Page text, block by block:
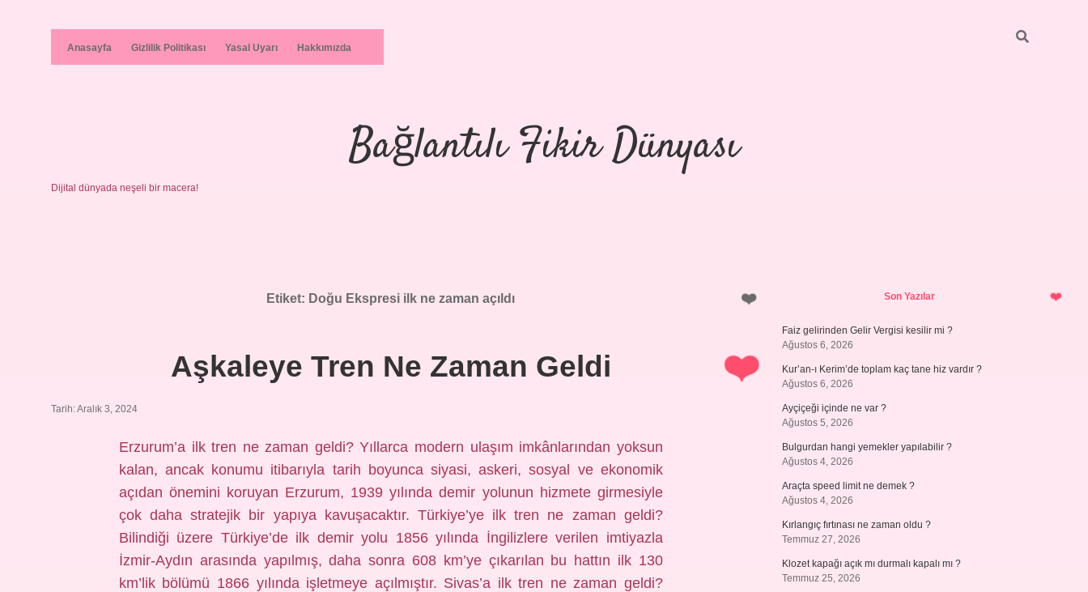
Anasayfa Gizlilik Politikası Yasal Uyarı Hakkımızda
Bağlantılı Fikir Dünyası
Dijital dünyada neşeli bir macera!
Etiket: Doğu Ekspresi ilk ne zaman açıldı
Aşkaleye Tren Ne Zaman Geldi
Tarih: Aralık 3, 2024
Erzurum’a ilk tren ne zaman geldi? Yıllarca modern ulaşım imkânlarından yoksun
kalan, ancak konumu itibarıyla tarih boyunca siyasi, askeri, sosyal ve ekonomik
açıdan önemini koruyan Erzurum, 1939 yılında demir yolunun hizmete girmesiyle
çok daha stratejik bir yapıya kavuşacaktır. Türkiye’ye ilk tren ne zaman geldi?
Bilindiği üzere Türkiye’de ilk demir yolu 1856 yılında İngilizlere verilen imtiyazla
İzmir-Aydın arasında yapılmış, daha sonra 608 km’ye çıkarılan bu hattın ilk 130
km’lik bölümü 1866 yılında işletmeye açılmıştır. Sivas’a ilk tren ne zaman geldi?
SidebarSon Yazılar
Faiz gelirinden Gelir Vergisi kesilir mi ?
Ağustos 6, 2026
Kur’an-ı Kerim’de toplam kaç tane hiz vardır ?
Ağustos 6, 2026
Ayçiçeği içinde ne var ?
Ağustos 5, 2026
Bulgurdan hangi yemekler yapılabilir ?
Ağustos 4, 2026
Araçta speed limit ne demek ?
Ağustos 4, 2026
Kırlangıç fırtınası ne zaman oldu ?
Temmuz 27, 2026
Klozet kapağı açık mı durmalı kapalı mı ?
Temmuz 25, 2026